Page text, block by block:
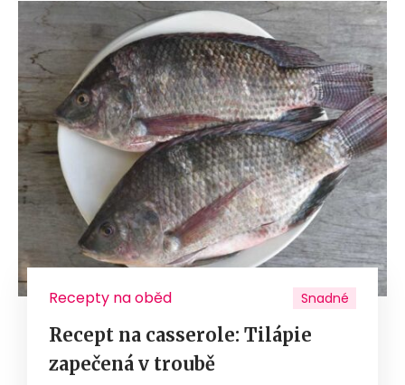
Recepty na oběd Snadné
Recept na casserole: Tilápie
zapečená v troubě